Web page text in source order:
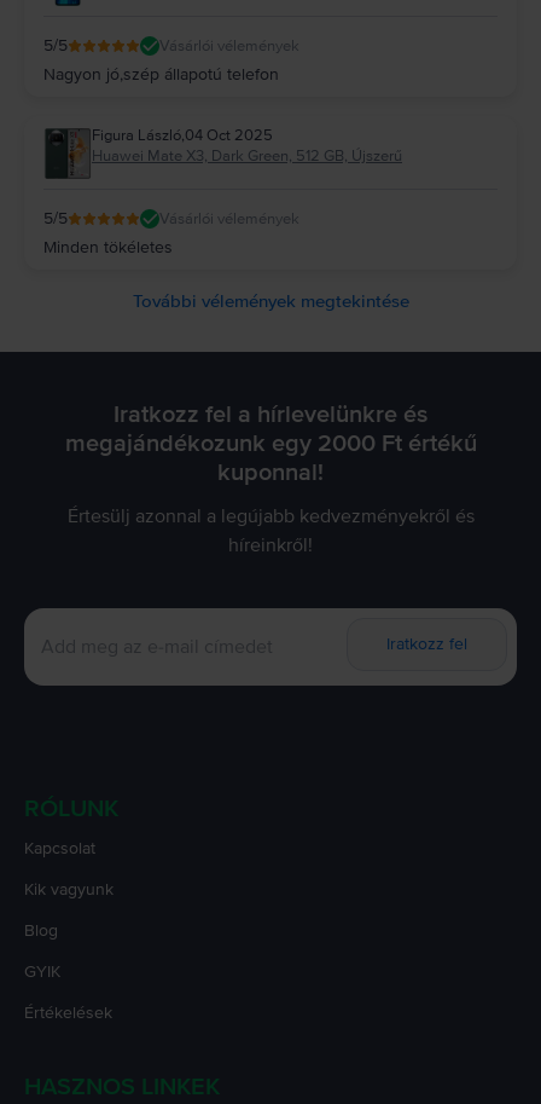
5/5 Vásárlói vélemények
Nagyon jó,szép állapotú telefon
Figura László,04 Oct 2025
Huawei Mate X3, Dark Green, 512 GB, Újszerű
5/5 Vásárlói vélemények
Minden tökéletes
További vélemények megtekintése
Iratkozz fel a hírlevelünkre és
megajándékozunk egy 2000 Ft értékű
kuponnal!
Értesülj azonnal a legújabb kedvezményekről és
híreinkről!
Iratkozz fel
RÓLUNK
Kapcsolat
Kik vagyunk
Blog
GYIK
Értékelések
HASZNOS LINKEK